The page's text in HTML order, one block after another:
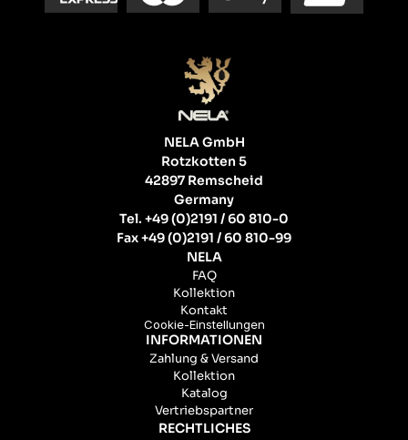
NELA GmbH
Rotzkotten 5
42897 Remscheid
Germany
Tel. +49 (0)2191 / 60 810-0
Fax +49 (0)2191 / 60 810-99
NELA
FAQ
Kollektion
Kontakt
Cookie-Einstellungen
INFORMATIONEN
Zahlung & Versand
Kollektion
Katalog
Vertriebspartner
RECHTLICHES